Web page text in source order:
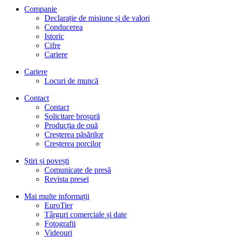
Companie
Declarație de misiune și de valori
Conducerea
Istoric
Cifre
Cariere
Cariere
Locuri de muncă
Contact
Contact
Solicitare broșură
Producția de ouă
Creșterea păsărilor
Creșterea porcilor
Știri și povești
Comunicate de presă
Revista presei
Mai multe informații
EuroTier
Târguri comerciale și date
Fotografii
Videouri